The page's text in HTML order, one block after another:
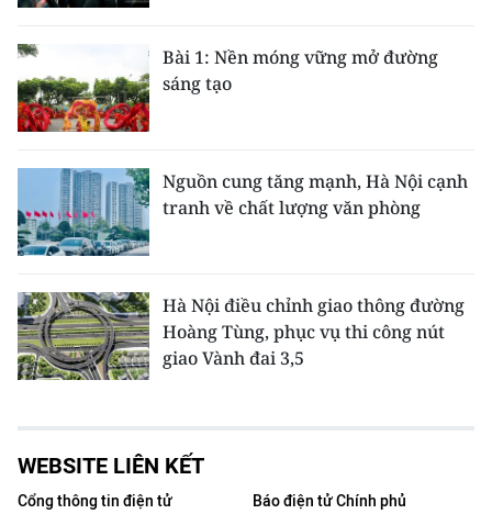
Bài 1: Nền móng vững mở đường
sáng tạo
Nguồn cung tăng mạnh, Hà Nội cạnh
tranh về chất lượng văn phòng
Hà Nội điều chỉnh giao thông đường
Hoàng Tùng, phục vụ thi công nút
giao Vành đai 3,5
WEBSITE LIÊN KẾT
Cổng thông tin điện tử
Báo điện tử Chính phủ